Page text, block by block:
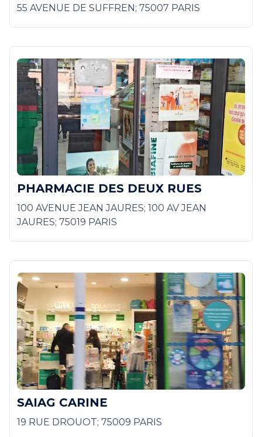
55 AVENUE DE SUFFREN; 75007 PARIS
PHARMACIE DES DEUX RUES
100 AVENUE JEAN JAURES; 100 AV JEAN
JAURES; 75019 PARIS
SAIAG CARINE
19 RUE DROUOT; 75009 PARIS